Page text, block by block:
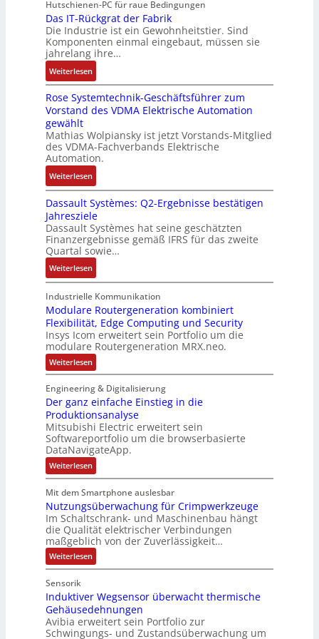
e
n
t
a
u
f
a
h
m
e
,
g
e
p
r
ä
g
t
d
u
r
c
h
d
a
s
A
u
s
l
a
n
d
s
e
s
c
h
ä
f
t
r
b
e
i
t
s
k
r
ä
f
t
e
a
n
d
i
e
r
t
s
c
h
a
l
t
u
n
g
e
l
o
s
e
M
u
l
t
t
u
r
n
-
K
i
t
E
n
c
d
e
r
e
r
b
e
s
s
e
r
t
L
a
s
e
r
t
r
i
a
n
g
l
a
t
i
o
n
Hutschienen-PC für raue Bedingungen
Das IT-Rückgrat der Fabrik
Die Industrie ist ein Gewohnheitstier. Sind
Komponenten einmal eingebaut, müssen sie
jahrelang ihre…
Weiterlesen:
D
a
s
T
-
R
ü
c
k
g
r
a
t
d
e
r
F
a
b
r
i
Rose Systemtechnik-Geschäftsführer zum
Vorstand des VDMA Elektrische Automation
gewählt
Mathias Wolpiansky ist jetzt Vorstands-Mitglied
des VDMA-Fachverbands Elektrische
Automation.
Weiterlesen:
R
o
s
e
S
y
s
t
e
m
t
e
h
n
i
k
-
G
e
s
c
ä
t
s
f
ü
r
e
r
z
Dassault Systèmes: Q2-Ergebnisse bestätigen
Jahresziele
Dassault Systèmes hat seine geschätzten
Finanzergebnisse gemäß IFRS für das zweite
Quartal sowie…
Weiterlesen:
D
a
s
a
u
l
t
S
y
s
t
è
m
e
:
Q
2
-
E
r
e
b
n
i
Industrielle Kommunikation
Modulare Routergeneration kombiniert
Flexibilität, Edge Computing und Security
Insys Icom erweitert sein Portfolio um die
modulare Routergeneration MRX.neo.
Weiterlesen:
M
d
u
l
a
r
e
R
o
u
t
e
r
g
e
n
e
r
a
t
k
o
m
Engineering & Digitalisierung
Der ganz einfache Einstieg in die
Produktionsanalyse
Mitsubishi Electric erweitert sein
Softwareportfolio um die browserbasierte
DataNavigateApp.
Weiterlesen:
D
r
g
a
n
z
e
i
n
c
h
e
E
i
Mit dem Smartphone auslesbar
Nutzungsüberwachung für Crimpwerkzeuge
Im Schaltschrank- und Maschinenbau hängt
die Qualität elektrischer Verbindungen
maßgeblich von der Zuverlässigkeit…
Weiterlesen:
N
z
u
n
g
s
Sensorik
Induktiver Wegsensor überwacht thermische
Gehäusedehnungen
Avibia erweitert sein Portfolio zur
Schwingungs- und Zustandsüberwachung um